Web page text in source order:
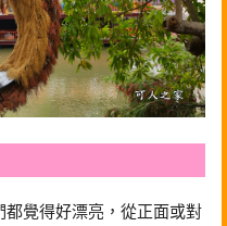
覺得好漂亮，從正面或對